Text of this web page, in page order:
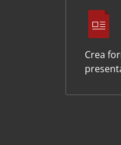
Crea